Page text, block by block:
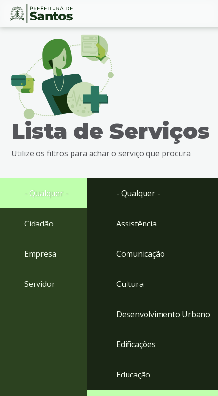
Ir
busca
Ir
rodapé
Conteúdo
Lista de Serviços
Utilize os filtros para achar o serviço que procura
- Qualquer -
Cidadão
Empresa
Servidor
- Qualquer -
Assistência
Comunicação
Cultura
Desenvolvimento Urbano
Edificações
Educação